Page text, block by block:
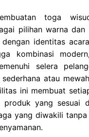
toga
pilihan warna dan
identitas
kombinasi
selera
atau
ini membuat
produk yang sesuai
yang diwakili tanpa